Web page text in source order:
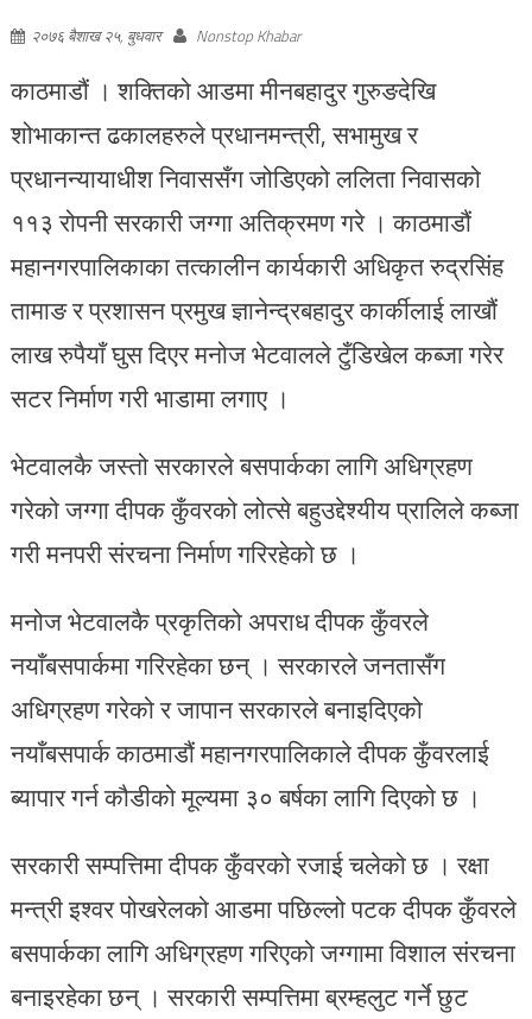
२०७६ बैशाख २५, बुधवार Nonstop Khabar
काठमाडौं । शक्तिको आडमा मीनबहादुर गुरुङदेखि
शोभाकान्त ढकालहरुले प्रधानमन्त्री, सभामुख र
प्रधानन्यायाधीश निवाससँग जोडिएको ललिता निवासको
११३ रोपनी सरकारी जग्गा अतिक्रमण गरे । काठमाडौं
महानगरपालिकाका तत्कालीन कार्यकारी अधिकृत रुद्रसिंह
तामाङ र प्रशासन प्रमुख ज्ञानेन्द्रबहादुर कार्कीलाई लाखौं
लाख रुपैयाँ घुस दिएर मनोज भेटवालले टुँडिखेल कब्जा गरेर
सटर निर्माण गरी भाडामा लगाए ।
भेटवालकै जस्तो सरकारले बसपार्कका लागि अधिग्रहण
गरेको जग्गा दीपक कुँवरको लोत्से बहुउद्देश्यीय प्रालिले कब्जा
गरी मनपरी संरचना निर्माण गरिरहेको छ ।
मनोज भेटवालकै प्रकृतिको अपराध दीपक कुँवरले
नयाँबसपार्कमा गरिरहेका छन् । सरकारले जनतासँग
अधिग्रहण गरेको र जापान सरकारले बनाइदिएको
नयाँबसपार्क काठमाडौं महानगरपालिकाले दीपक कुँवरलाई
ब्यापार गर्न कौडीको मूल्यमा ३० बर्षका लागि दिएको छ ।
सरकारी सम्पत्तिमा दीपक कुँवरको रजाई चलेको छ । रक्षा
मन्त्री इश्वर पोखरेलको आडमा पछिल्लो पटक दीपक कुँवरले
बसपार्कका लागि अधिग्रहण गरिएको जग्गामा विशाल संरचना
बनाइरहेका छन् । सरकारी सम्पत्तिमा ब्रम्हलुट गर्ने छुट